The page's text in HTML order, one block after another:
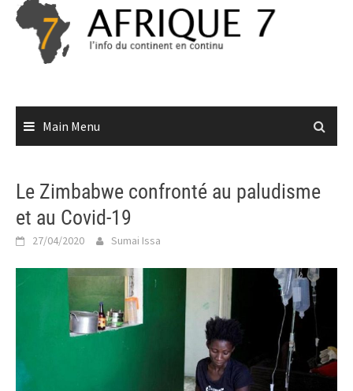
Skip
content
Main Menu
Le Zimbabwe confronté au paludisme
et au Covid-19
27/04/2020 Sumai Issa